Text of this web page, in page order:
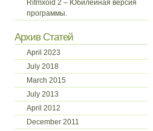
Ritmxoid 2 – Юбилейная версия
программы.
Архив Статей
April 2023
July 2018
March 2015
July 2013
April 2012
December 2011